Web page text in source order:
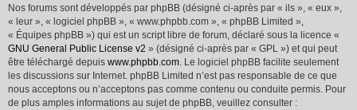
Nos forums sont développés par phpBB (désigné ci-après par « ils », « eux »,
« leur », « logiciel phpBB », « www.phpbb.com », « phpBB Limited »,
« Équipes phpBB ») qui est un script libre de forum, déclaré sous la licence «
GNU General Public License v2 » (désigné ci-après par « GPL ») et qui peut
être téléchargé depuis www.phpbb.com. Le logiciel phpBB facilite seulement
les discussions sur Internet. phpBB Limited n’est pas responsable de ce que
nous acceptons ou n’acceptons pas comme contenu ou conduite permis. Pour
de plus amples informations au sujet de phpBB, veuillez consulter :